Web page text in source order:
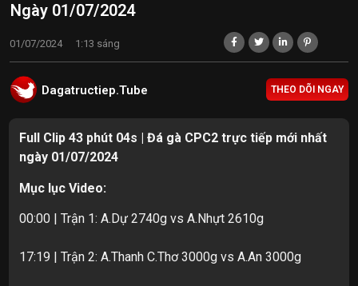
Ngày 01/07/2024
01/07/2024 1:13 sáng
Dagatructiep.Tube THEO DÕI NGAY
Full Clip 43 phút 04s | Đá gà CPC2 trực tiếp mới nhất
ngày 01/07/2024
Mục lục Video:
00:00 | Trận 1: A.Dự 2740g vs A.Nhựt 2610g
17:19 | Trận 2: A.Thanh C.Thơ 3000g vs A.An 3000g